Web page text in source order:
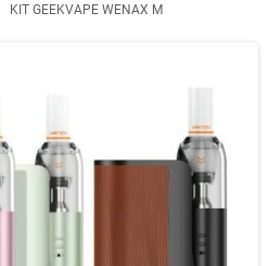
KIT GEEKVAPE WENAX M